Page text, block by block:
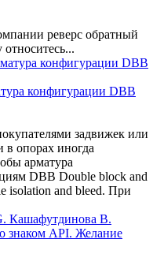
реверс обратный
конфигурации DBB
задвижек или
опорах иногда
арматура
DBB Double block and
isolation and bleed. При